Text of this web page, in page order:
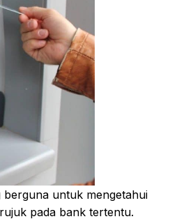
berguna untuk mengetahui
pada bank tertentu.